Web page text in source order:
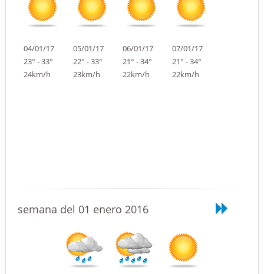
04/01/17
23° - 33°
24km/h
05/01/17
22° - 33°
23km/h
06/01/17
21° - 34°
22km/h
07/01/17
21° - 34°
22km/h
semana del 01 enero 2016